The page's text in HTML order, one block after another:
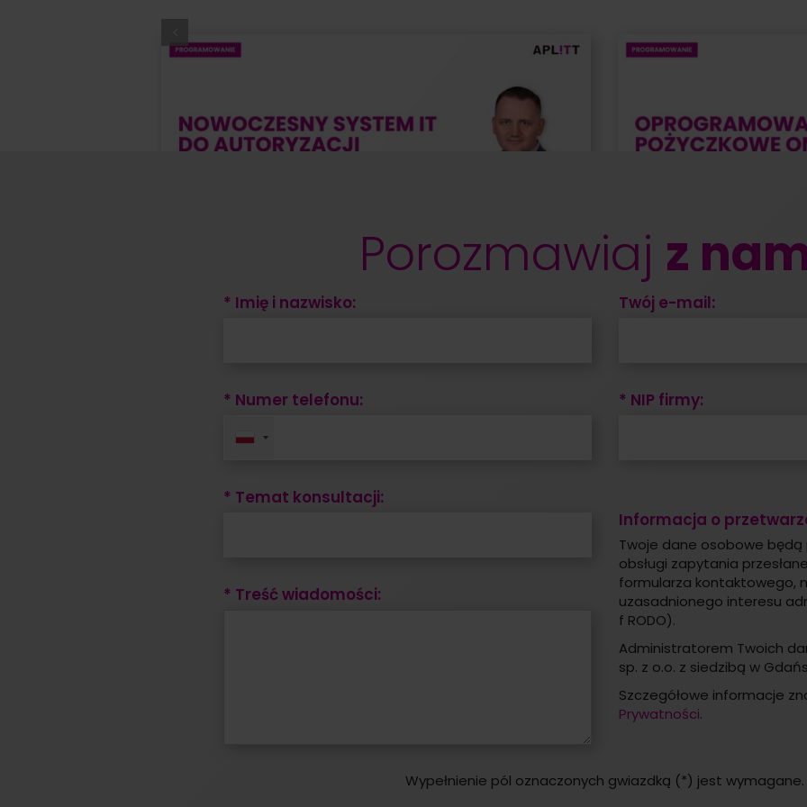
Porozmawiaj z
* Imię i nazwisko: Twój e-mail:
* Numer telefonu: * NIP firmy:
* Temat konsultacji:
* Treść wiadomości:
Informacja o
Twoje dane osobowe
obsługi zapytania
formularza kontaktowego,
uzasadnionego interesu
f RODO).
Administratorem Twoich
sp. z o.o. z siedzibą w
Szczegółowe informacje
Prywatności.
Wypełnienie pól oznaczonych gwiazdką (*) jest wymagane.